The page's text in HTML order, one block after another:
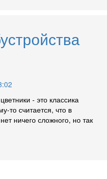
- это классика
то считается, что в
ничего сложного, но так